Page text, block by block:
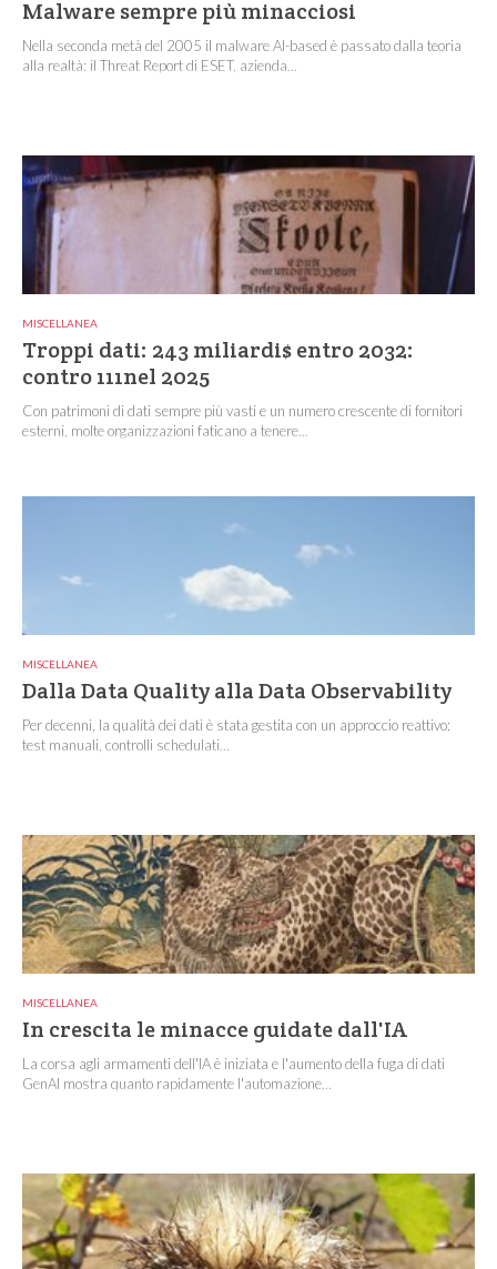
Malware sempre più minacciosi
Nella seconda metà del 2005 il malware AI-based è passato dalla teoria
alla realtà: il Threat Report di ESET, azienda...
MISCELLANEA
Troppi dati: 243 miliardi$ entro 2032:
contro 111nel 2025
Con patrimoni di dati sempre più vasti e un numero crescente di fornitori
esterni, molte organizzazioni faticano a tenere...
MISCELLANEA
Dalla Data Quality alla Data Observability
Per decenni, la qualità dei dati è stata gestita con un approccio reattivo:
test manuali, controlli schedulati...
MISCELLANEA
In crescita le minacce guidate dall'IA
La corsa agli armamenti dell'IA è iniziata e l'aumento della fuga di dati
GenAI mostra quanto rapidamente l'automazione...